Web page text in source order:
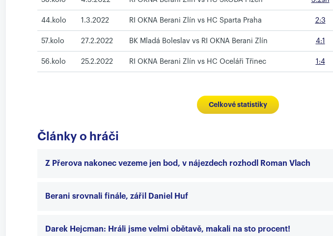
44.kolo 1.3.2022 RI OKNA Berani Zlín vs HC Sparta Praha 2:3
57.kolo 27.2.2022 BK Mladá Boleslav vs RI OKNA Berani Zlín 4:1
56.kolo 25.2.2022 RI OKNA Berani Zlín vs HC Oceláři Třinec 1:4
Celkové statistiky
Články o hráči
Z Přerova nakonec vezeme jen bod, v nájezdech rozhodl Roman Vlach
Berani srovnali finále, zářil Daniel Huf
Darek Hejcman: Hráli jsme velmi obětavě, makali na sto procent!